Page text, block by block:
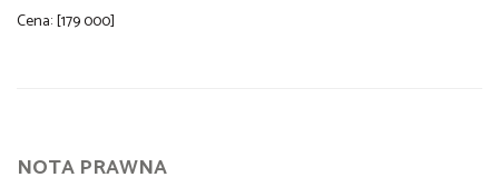
Cena: [179 000]
NOTA PRAWNA